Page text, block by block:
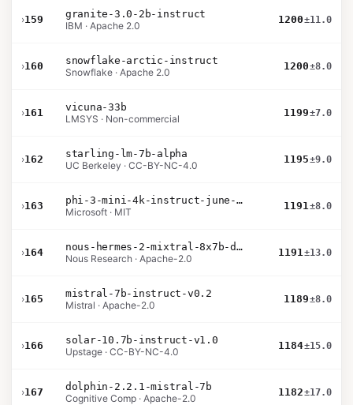
›159
granite-3.0-2b-instruct
IBM · Apache 2.0
1200±11.0
›160
snowflake-arctic-instruct
Snowflake · Apache 2.0
1200±8.0
›161
vicuna-33b
LMSYS · Non-commercial
1199±7.0
›162
starling-lm-7b-alpha
UC Berkeley · CC-BY-NC-4.0
1195±9.0
›163
phi-3-mini-4k-instruct-june-2024
Microsoft · MIT
1191±8.0
›164
nous-hermes-2-mixtral-8x7b-dpo
Nous Research · Apache-2.0
1191±13.0
›165
mistral-7b-instruct-v0.2
Mistral · Apache-2.0
1189±8.0
›166
solar-10.7b-instruct-v1.0
Upstage · CC-BY-NC-4.0
1184±15.0
›167
dolphin-2.2.1-mistral-7b
Cognitive Comp · Apache-2.0
1182±17.0